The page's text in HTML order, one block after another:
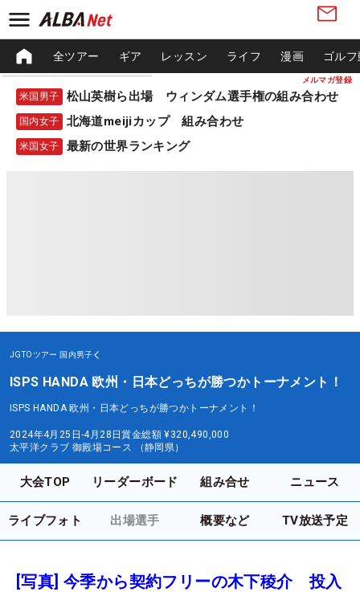
メルマガ登録
全ツアー ギア レッスン ライフ 漫画 ゴル
米国男子 松山英樹ら出場 ウィンダム選手権の組み合わせ
国内女子 北海道meijiカップ 組み合わせ
米国女子 最新の世界ランキング
JGTOツアー 国内男子
ISPS HANDA 欧州・日本どっちが勝つかトーナメント！
ISPS HANDA 欧州・日本どっちが勝つかトーナメント！
2024年4月25日-4月28日賞金総額 ¥320,490,000
太平洋クラブ 御殿場コース （静岡県）
大会TOP リーダーボード 組み合せ ニュース
ライブフォト 出場選手 概要など TV放送予定
[写真] 今季から契約フリーの木下稜介 投入